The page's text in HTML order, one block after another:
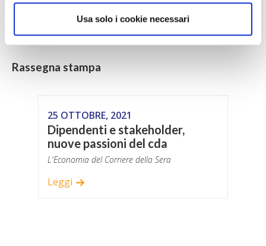
Usa solo i cookie necessari
Rassegna stampa
25 OTTOBRE, 2021
Dipendenti e stakeholder,
nuove passioni del cda
L'Economia del Corriere della Sera
Leggi